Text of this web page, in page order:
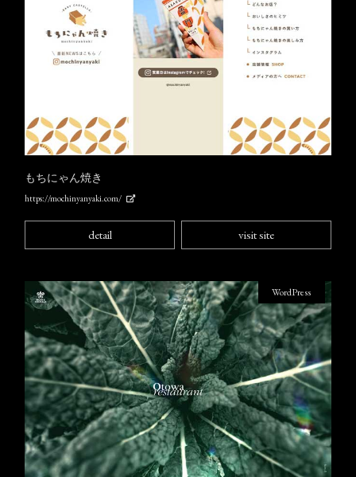
もちにゃん焼き
https://mochinyanyaki.com/
detail visit site
WordPress